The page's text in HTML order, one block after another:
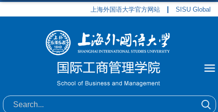
上海外国语大学官方网站 SISU Global